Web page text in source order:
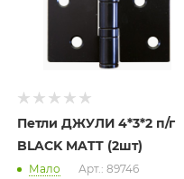
Петли ДЖУЛИ 4*3*2 п/г
BLACK MATT (2шт)
Мало Арт.: 89746